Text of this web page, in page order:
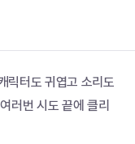
릭터도 귀엽고 소리도
러번 시도 끝에 클리